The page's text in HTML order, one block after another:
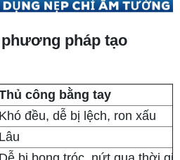
pháp tạo
công bằng tay
Khó đều, dễ bị lệch, ron xấu
Lâu